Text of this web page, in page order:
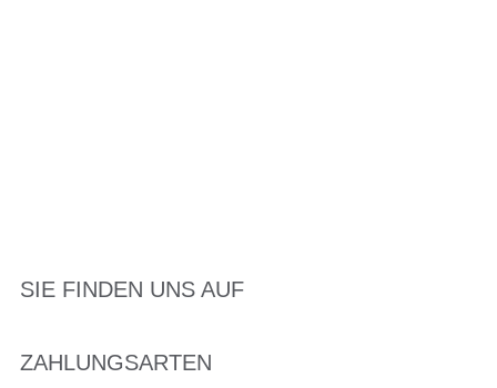
SIE FINDEN UNS AUF
ZAHLUNGSARTEN